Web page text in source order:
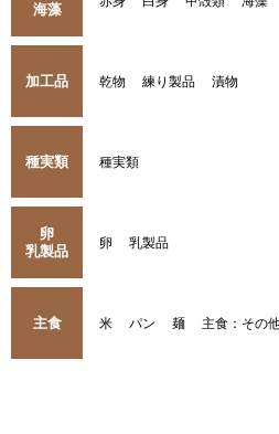
海藻
加工品 乾物 練り製品 漬物
種実類 種実類
卵
乳製品
卵 乳製品
主食 米 パン 麺 主食：その